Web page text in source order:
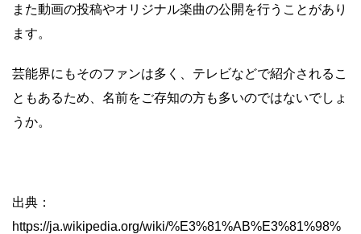
また動画の投稿やオリジナル楽曲の公開を行うことがあり
ます。
芸能界にもそのファンは多く、テレビなどで紹介されるこ
ともあるため、名前をご存知の方も多いのではないでしょ
うか。
出典：
https://ja.wikipedia.org/wiki/%E3%81%AB%E3%81%98%